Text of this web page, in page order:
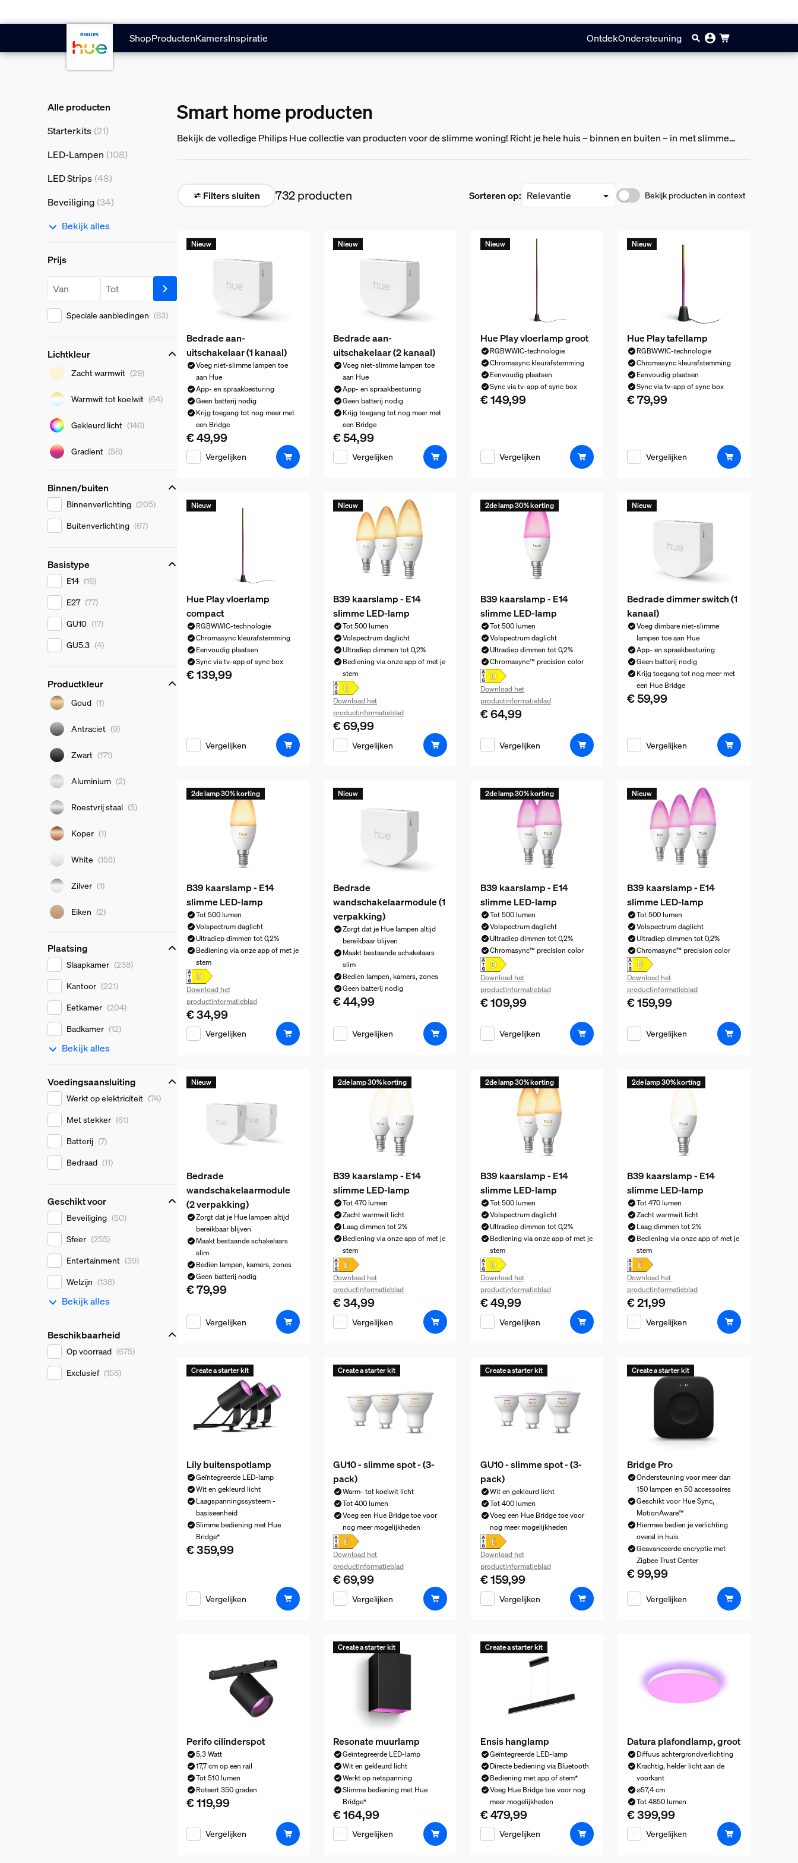
ShopProductenKamersInspiratie OntdekOndersteuning
Alle producten
Starterkits (21)
LED-Lampen (108)
LED Strips (48)
Beveiliging (34)
Bekijk alles
Prijs
Prijs
Prijs vanaf Prijs tot
Speciale aanbiedingen (83)
Lichtkleur
Lichtkleur
Zacht warmwit (29)
Warmwit tot koelwit (64)
Gekleurd licht (146)
Gradient (58)
Binnen/buiten
Binnen/buiten
Binnenverlichting (205)
Buitenverlichting (67)
Basistype
Basistype
E14 (16)
E27 (77)
GU10 (17)
GU5.3 (4)
Productkleur
Productkleur
Goud (1)
Antraciet (9)
Zwart (171)
Aluminium (2)
Roestvrij staal (5)
Koper (1)
White (155)
Zilver (1)
Eiken (2)
Plaatsing
Plaatsing
Slaapkamer (238)
Kantoor (221)
Eetkamer (204)
Badkamer (12)
Bekijk alles
Voedingsaansluiting
Voedingsaansluiting
Werkt op elektriciteit (74)
Met stekker (61)
Batterij (7)
Bedraad (11)
Geschikt voor
Geschikt voor
Beveiliging (50)
Sfeer (255)
Entertainment (39)
Welzijn (138)
Bekijk alles
Beschikbaarheid
Beschikbaarheid
Op voorraad (675)
Exclusief (158)
Smart home producten
Bekijk de volledige Philips Hue collectie van producten voor de slimme woning! Richt je hele huis – binnen en buiten – in met slimme
Filters sluiten 732 producten Sorteren op: Bekijk producten in context
Nieuw
Bedrade aan-
uitschakelaar (1 kanaal)
Voeg niet-slimme lampen toe
aan Hue
App- en spraakbesturing
Geen batterij nodig
Krijg toegang tot nog meer met
een Bridge
De huidige prijs is € 49,99
€ 49,99
Vergelijken
Nieuw
Bedrade aan-
uitschakelaar (2 kanaal)
Voeg niet-slimme lampen toe
aan Hue
App- en spraakbesturing
Geen batterij nodig
Krijg toegang tot nog meer met
een Bridge
De huidige prijs is € 54,99
€ 54,99
Vergelijken
Nieuw
Hue Play vloerlamp groot
RGBWWIC-technologie
Chromasync kleurafstemming
Eenvoudig plaatsen
Sync via tv-app of sync box
De huidige prijs is € 149,99
€ 149,99
Vergelijken
Nieuw
Hue Play tafellamp
RGBWWIC-technologie
Chromasync kleurafstemming
Eenvoudig plaatsen
Sync via tv-app of sync box
De huidige prijs is € 79,99
€ 79,99
Vergelijken
Nieuw
Hue Play vloerlamp
compact
RGBWWIC-technologie
Chromasync kleurafstemming
Eenvoudig plaatsen
Sync via tv-app of sync box
De huidige prijs is € 139,99
€ 139,99
Vergelijken
Nieuw
B39 kaarslamp - E14
slimme LED-lamp
Tot 500 lumen
Volspectrum daglicht
Ultradiep dimmen tot 0,2%
Bediening via onze app of met je
stem
Download het
productinformatieblad
De huidige prijs is € 69,99
€ 69,99
Vergelijken
2de lamp 30% korting
B39 kaarslamp - E14
slimme LED-lamp
Tot 500 lumen
Volspectrum daglicht
Ultradiep dimmen tot 0,2%
Chromasync™ precision color
Download het
productinformatieblad
De huidige prijs is € 64,99
€ 64,99
Vergelijken
Nieuw
Bedrade dimmer switch (1
kanaal)
Voeg dimbare niet-slimme
lampen toe aan Hue
App- en spraakbesturing
Geen batterij nodig
Krijg toegang tot nog meer met
een Hue Bridge
De huidige prijs is € 59,99
€ 59,99
Vergelijken
2de lamp 30% korting
B39 kaarslamp - E14
slimme LED-lamp
Tot 500 lumen
Volspectrum daglicht
Ultradiep dimmen tot 0,2%
Bediening via onze app of met je
stem
Download het
productinformatieblad
De huidige prijs is € 34,99
€ 34,99
Vergelijken
Nieuw
Bedrade
wandschakelaarmodule (1
verpakking)
Zorgt dat je Hue lampen altijd
bereikbaar blijven
Maakt bestaande schakelaars
slim
Bedien lampen, kamers, zones
Geen batterij nodig
De huidige prijs is € 44,99
€ 44,99
Vergelijken
2de lamp 30% korting
B39 kaarslamp - E14
slimme LED-lamp
Tot 500 lumen
Volspectrum daglicht
Ultradiep dimmen tot 0,2%
Chromasync™ precision color
Download het
productinformatieblad
De huidige prijs is € 109,99
€ 109,99
Vergelijken
Nieuw
B39 kaarslamp - E14
slimme LED-lamp
Tot 500 lumen
Volspectrum daglicht
Ultradiep dimmen tot 0,2%
Chromasync™ precision color
Download het
productinformatieblad
De huidige prijs is € 159,99
€ 159,99
Vergelijken
Nieuw
Bedrade
wandschakelaarmodule
(2 verpakking)
Zorgt dat je Hue lampen altijd
bereikbaar blijven
Maakt bestaande schakelaars
slim
Bedien lampen, kamers, zones
Geen batterij nodig
De huidige prijs is € 79,99
€ 79,99
Vergelijken
2de lamp 30% korting
B39 kaarslamp - E14
slimme LED-lamp
Tot 470 lumen
Zacht warmwit licht
Laag dimmen tot 2%
Bediening via onze app of met je
stem
Download het
productinformatieblad
De huidige prijs is € 34,99
€ 34,99
Vergelijken
2de lamp 30% korting
B39 kaarslamp - E14
slimme LED-lamp
Tot 500 lumen
Volspectrum daglicht
Ultradiep dimmen tot 0,2%
Bediening via onze app of met je
stem
Download het
productinformatieblad
De huidige prijs is € 49,99
€ 49,99
Vergelijken
2de lamp 30% korting
B39 kaarslamp - E14
slimme LED-lamp
Tot 470 lumen
Zacht warmwit licht
Laag dimmen tot 2%
Bediening via onze app of met je
stem
Download het
productinformatieblad
De huidige prijs is € 21,99
€ 21,99
Vergelijken
Create a starter kit
Lily buitenspotlamp
Geïntegreerde LED-lamp
Wit en gekleurd licht
Laagspanningssysteem -
basiseenheid
Slimme bediening met Hue
Bridge*
De huidige prijs is € 359,99
€ 359,99
Vergelijken
Create a starter kit
GU10 - slimme spot - (3-
pack)
Warm- tot koelwit licht
Tot 400 lumen
Voeg een Hue Bridge toe voor
nog meer mogelijkheden
Download het
productinformatieblad
De huidige prijs is € 69,99
€ 69,99
Vergelijken
Create a starter kit
GU10 - slimme spot - (3-
pack)
Wit en gekleurd licht
Tot 400 lumen
Voeg een Hue Bridge toe voor
nog meer mogelijkheden
Download het
productinformatieblad
De huidige prijs is € 159,99
€ 159,99
Vergelijken
Create a starter kit
Bridge Pro
Ondersteuning voor meer dan
150 lampen en 50 accessoires
Geschikt voor Hue Sync,
MotionAware™
Hiermee bedien je verlichting
overal in huis
Geavanceerde encryptie met
Zigbee Trust Center
De huidige prijs is € 99,99
€ 99,99
Vergelijken
Perifo cilinderspot
5,3 Watt
17,7 cm op een rail
Tot 510 lumen
Roteert 350 graden
De huidige prijs is € 119,99
€ 119,99
Vergelijken
Create a starter kit
Resonate muurlamp
Geïntegreerde LED-lamp
Wit en gekleurd licht
Werkt op netspanning
Slimme bediening met Hue
Bridge*
De huidige prijs is € 164,99
€ 164,99
Vergelijken
Create a starter kit
Ensis hanglamp
Geïntegreerde LED-lamp
Directe bediening via Bluetooth
Bediening met app of stem*
Voeg Hue Bridge toe voor nog
meer mogelijkheden
De huidige prijs is € 479,99
€ 479,99
Vergelijken
Datura plafondlamp, groot
Diffuus achtergrondverlichting
Krachtig, helder licht aan de
voorkant
⌀57,4 cm
Tot 4850 lumen
De huidige prijs is € 399,99
€ 399,99
Vergelijken